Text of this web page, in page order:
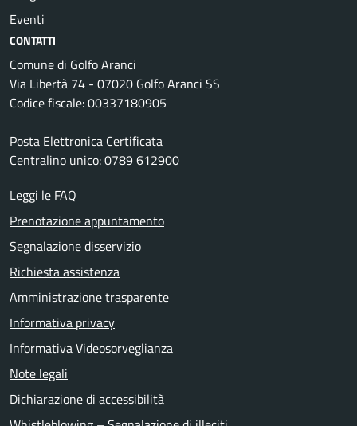
Eventi
CONTATTI
Comune di Golfo Aranci
Via Libertà 74 - 07020 Golfo Aranci SS
Codice fiscale: 00337180905
Posta Elettronica Certificata
Centralino unico: 0789 612900
Leggi le FAQ
Prenotazione appuntamento
Segnalazione disservizio
Richiesta assistenza
Amministrazione trasparente
Informativa privacy
Informativa Videosorveglianza
Note legali
Dichiarazione di accessibilità